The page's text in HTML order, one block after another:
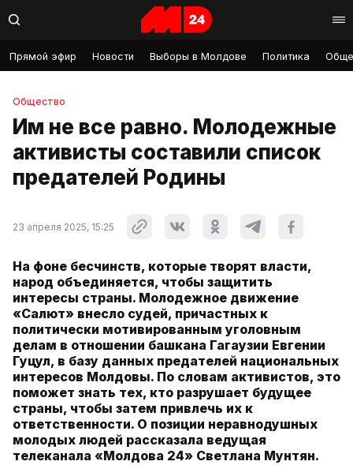
Прямой эфир Новости Выборы в Молдове Политика
Общество
Им не все равно. Молодежные
активисты составили список
предателей Родины
23 апреля 2025, 15:25
На фоне бесчинств, которые творят власти,
народ объединяется, чтобы защитить
интересы страны. Молодежное движение
«Салют» внесло судей, причастных к
политически мотивированным уголовным
делам в отношении башкана Гагаузии Евгении
Гуцул, в базу данных предателей национальных
интересов Молдовы. По словам активистов, это
поможет знать тех, кто разрушает будущее
страны, чтобы затем привлечь их к
ответственности. О позиции неравнодушных
молодых людей рассказала ведущая
телеканала «Молдова 24» Светлана Мунтян.